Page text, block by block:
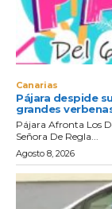
Canarias
Pájara despide
grandes
Pájara Afronta Los
Señora De Regla...
Agosto 8, 2026